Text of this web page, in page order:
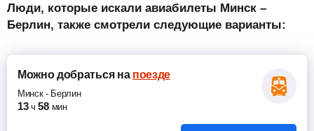
Люди, которые искали авиабилеты Минск –
Берлин, также смотрели следующие варианты:
Можно добратьсяна поезде
Минск- Берлин
13 ч 58 мин